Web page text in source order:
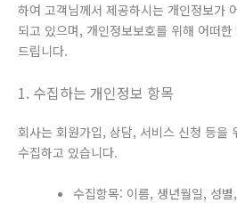
하여 고객님께서 제공하시는 개인정보가
되고 있으며, 개인정보보호를 위해 어떠
드립니다.
1. 수집하는 개인정보 항목
회사는 회원가입, 상담, 서비스 신청 등을
수집하고 있습니다.
수집항목: 이름, 생년월일, 성